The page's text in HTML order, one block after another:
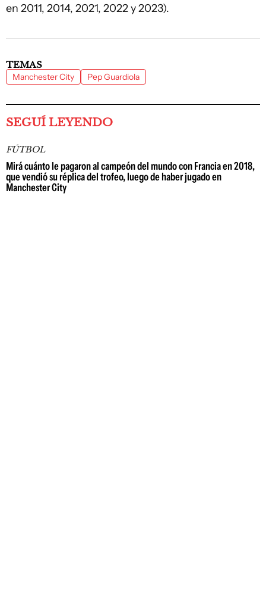
en 2011, 2014, 2021, 2022 y 2023).
TEMAS
Manchester City Pep Guardiola
SEGUÍ LEYENDO
FÚTBOL
Mirá cuánto le pagaron al campeón del mundo con Francia en 2018,
que vendió su réplica del trofeo, luego de haber jugado en
Manchester City